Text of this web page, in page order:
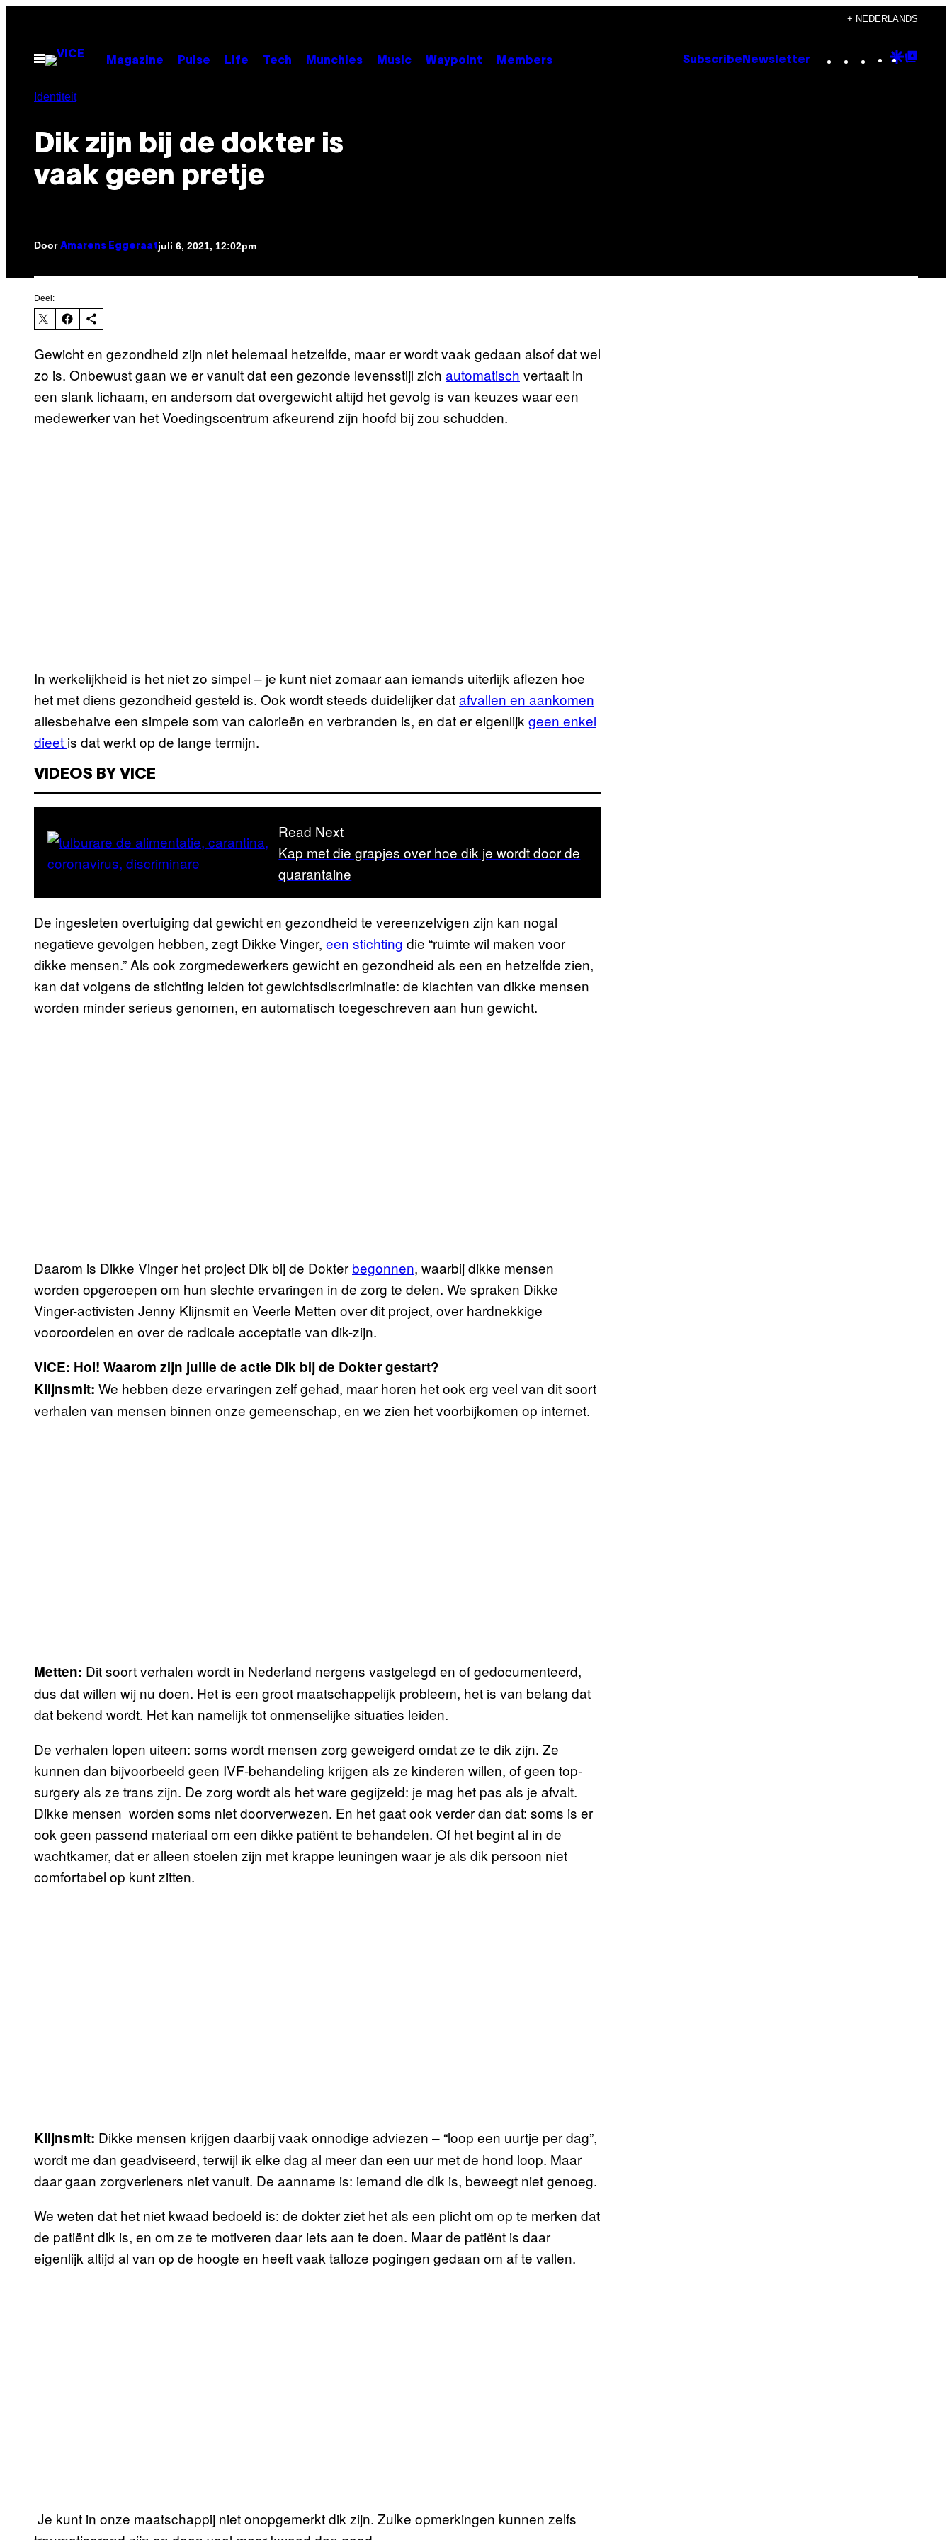
+ NEDERLANDS
Open
menu
Magazine Pulse Life Tech Munchies Music Waypoint Members Subscribe Newsletter Instagram
TikTok
YouTube
Google
Identiteit
Dik zijn bij de dokter is
vaak geen pretje
Door Amarens Eggeraatjuli 6, 2021, 12:02pm
Deel:
Gewicht en gezondheid zijn niet helemaal hetzelfde, maar er wordt vaak gedaan alsof dat wel
zo is. Onbewust gaan we er vanuit dat een gezonde levensstijl zich automatisch vertaalt in
een slank lichaam, en andersom dat overgewicht altijd het gevolg is van keuzes waar een
medewerker van het Voedingscentrum afkeurend zijn hoofd bij zou schudden.
In werkelijkheid is het niet zo simpel – je kunt niet zomaar aan iemands uiterlijk aflezen hoe
het met diens gezondheid gesteld is. Ook wordt steeds duidelijker datafvallen en aankomen
allesbehalve een simpele som van calorieën en verbranden is, en dat er eigenlijk geen enkel
dieet is dat werkt op de lange termijn.
VIDEOS BY VICE
Read Next
Kap met die grapjes over hoe dik je wordt door de
quarantaine
De ingesleten overtuiging dat gewicht en gezondheid te vereenzelvigen zijn kan nogal
negatieve gevolgen hebben, zegt Dikke Vinger, een stichting die “ruimte wil maken voor
dikke mensen.” Als ook zorgmedewerkers gewicht en gezondheid als een en hetzelfde zien,
kan dat volgens de stichting leiden tot gewichtsdiscriminatie: de klachten van dikke mensen
worden minder serieus genomen, en automatisch toegeschreven aan hun gewicht.
Daarom is Dikke Vinger het project Dik bij de Dokter begonnen, waarbij dikke mensen
worden opgeroepen om hun slechte ervaringen in de zorg te delen. We spraken Dikke
Vinger-activisten Jenny Klijnsmit en Veerle Metten over dit project, over hardnekkige
vooroordelen en over de radicale acceptatie van dik-zijn.
VICE: Hoi! Waarom zijn jullie de actie Dik bij de Dokter gestart?
Klijnsmit: We hebben deze ervaringen zelf gehad, maar horen het ook erg veel van dit soort
verhalen van mensen binnen onze gemeenschap, en we zien het voorbijkomen op internet.
Metten: Dit soort verhalen wordt in Nederland nergens vastgelegd en of gedocumenteerd,
dus dat willen wij nu doen. Het is een groot maatschappelijk probleem, het is van belang dat
dat bekend wordt. Het kan namelijk tot onmenselijke situaties leiden.
De verhalen lopen uiteen: soms wordt mensen zorg geweigerd omdat ze te dik zijn. Ze
kunnen dan bijvoorbeeld geen IVF-behandeling krijgen als ze kinderen willen, of geen top-
surgery als ze trans zijn. De zorg wordt als het ware gegijzeld: je mag het pas als je afvalt.
Dikke mensen worden soms niet doorverwezen. En het gaat ook verder dan dat: soms is er
ook geen passend materiaal om een dikke patiënt te behandelen. Of het begint al in de
wachtkamer, dat er alleen stoelen zijn met krappe leuningen waar je als dik persoon niet
comfortabel op kunt zitten.
Klijnsmit: Dikke mensen krijgen daarbij vaak onnodige adviezen – “loop een uurtje per dag”,
wordt me dan geadviseerd, terwijl ik elke dag al meer dan een uur met de hond loop. Maar
daar gaan zorgverleners niet vanuit. De aanname is: iemand die dik is, beweegt niet genoeg.
We weten dat het niet kwaad bedoeld is: de dokter ziet het als een plicht om op te merken dat
de patiënt dik is, en om ze te motiveren daar iets aan te doen. Maar de patiënt is daar
eigenlijk altijd al van op de hoogte en heeft vaak talloze pogingen gedaan om af te vallen.
Je kunt in onze maatschappij niet onopgemerkt dik zijn. Zulke opmerkingen kunnen zelfs